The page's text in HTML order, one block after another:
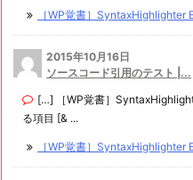
［WP覚書］SyntaxHighlighter
2015年10月16日
ソースコード引用のテスト |...
[…] ［WP覚書］
る項目 [& ...
［WP覚書］SyntaxHighlighter